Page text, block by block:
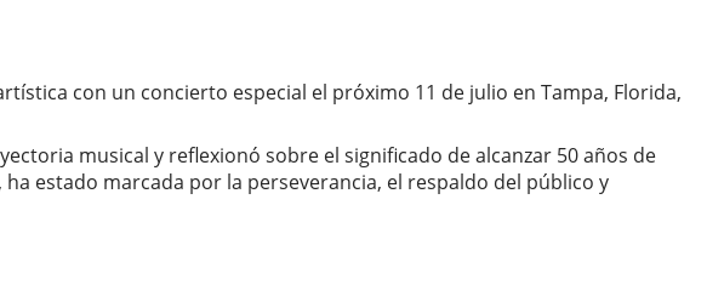
con un concierto especial el próximo 11 de julio en Tampa, Florida,
musical y reflexionó sobre el significado de alcanzar 50 años de
estado marcada por la perseverancia, el respaldo del público y